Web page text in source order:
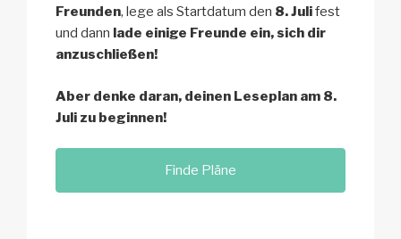
Freunden, lege als Startdatum den 8. Julifest
und dann lade einige Freunde ein, sich dir
anzuschließen!
Aber denke daran, deinen Leseplan am 8.
Juli zu beginnen!
Finde Pläne